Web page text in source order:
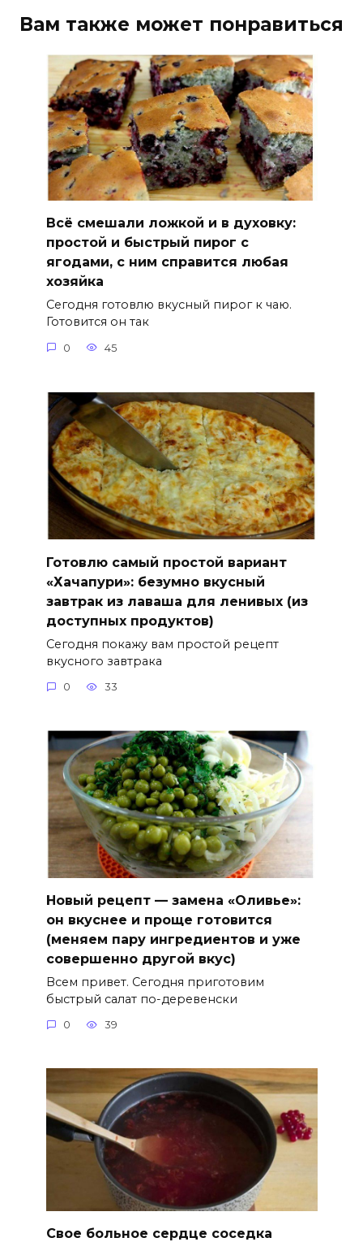
Вам также может понравиться
Всё смешали ложкой и в духовку:
простой и быстрый пирог с
ягодами, с ним справится любая
хозяйка
Сегодня готовлю вкусный пирог к чаю.
Готовится он так
0 45
Готовлю самый простой вариант
«Хачапури»: безумно вкусный
завтрак из лаваша для ленивых (из
доступных продуктов)
Сегодня покажу вам простой рецепт
вкусного завтрака
0 33
Новый рецепт — замена «Оливье»:
он вкуснее и проще готовится
(меняем пару ингредиентов и уже
совершенно другой вкус)
Всем привет. Сегодня приготовим
быстрый салат по-деревенски
0 39
Свое больное сердце соседка